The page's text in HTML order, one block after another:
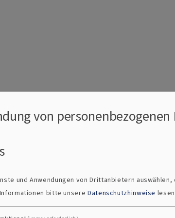
WM
von personenbezogenen
und Anwendungen von Drittanbietern
bitte unsere Datenschutzhinweise